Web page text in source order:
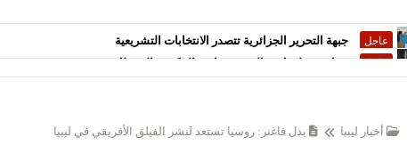
عاجل ستارمر يعلن استقالته من رئاسة الحكومة البريطانية
أخبار ليبيا بدل فاغنر: روسيا تستعد لنشر الفيلق الأفريقي في ليبيا